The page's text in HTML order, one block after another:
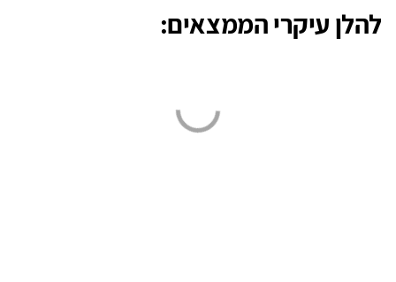
להלן עיקרי הממצאים: